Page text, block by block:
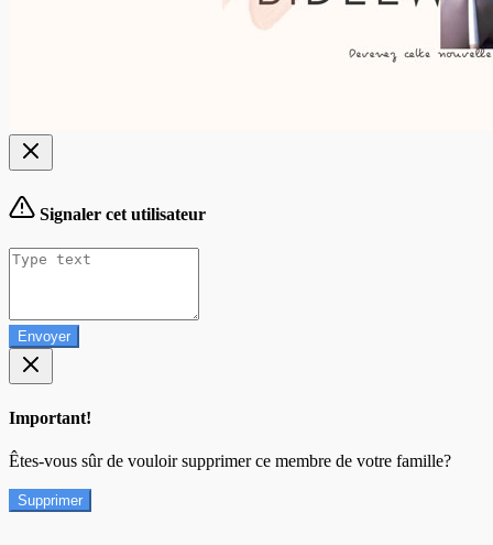
Signaler cet utilisateur
Envoyer
Important!
Êtes-vous sûr de vouloir supprimer ce membre de votre famille?
Supprimer